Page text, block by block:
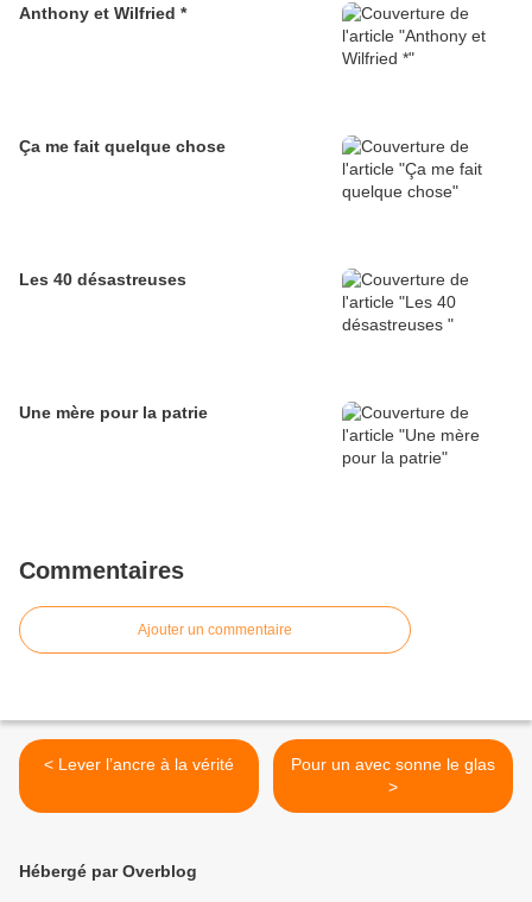
Anthony et Wilfried *
Ça me fait quelque chose
Les 40 désastreuses
Une mère pour la patrie
Commentaires
Ajouter un commentaire
< Lever l’ancre à la vérité
Pour un avec sonne le glas
>
Hébergé par Overblog